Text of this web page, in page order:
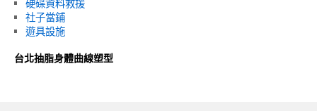
硬碟資料救援
社子當鋪
遊具設施
台北抽脂身體曲線塑型